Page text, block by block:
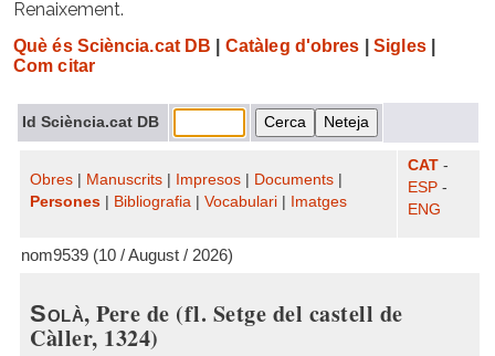
Renaixement.
Què és Sciència.cat DB Catàleg d'obres Sigles|
Com citar
Id Sciència.cat DB
Obres Manuscrits Impresos Documents
Persones
Bibliografia Vocabulari Imatges
CAT -
ESP -
ENG
nom9539 (10 / August / 2026)
Solà, Pere de (fl. Setge del castell de
Càller, 1324)